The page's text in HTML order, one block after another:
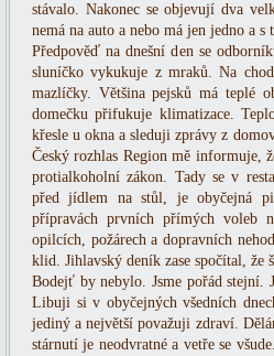
stávalo. Nakonec se objevují dva
nemá na auto a nebo má jen jedno a
Předpověď na dnešní den se
sluníčko vykukuje z mraků. Na
mazlíčky. Většina pejsků má teplé
domečku přifukuje klimatizace.
křesle u okna a sleduji zprávy z
Český rozhlas Region mě informuje,
protialkoholní zákon. Tady se v
před jídlem na stůl, je obyčejná
přípravách prvních přímých voleb
opilcích, požárech a dopravních
klid. Jihlavský deník zase spočítal, že
Bodejť by nebylo. Jsme pořád stejní.
Libuji si v obyčejných všedních
jediný a největší považuji zdraví.
stárnutí je neodvratné a vetře se